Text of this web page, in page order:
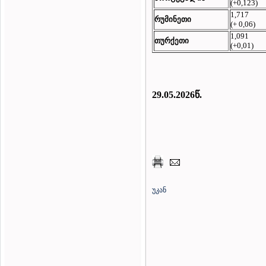
(+0,123)
რუმინეთი
1,717
(+ 0,06)
თურქეთი
1,091
(+0,01)
29.05.2026წ.
უკან